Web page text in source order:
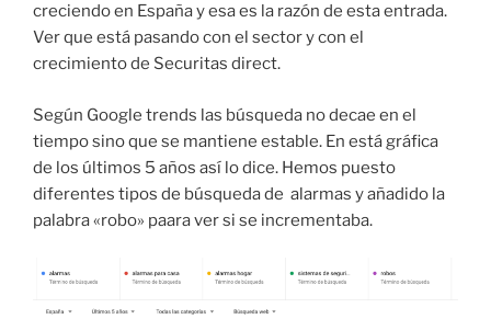
creciendo en España y esa es la razón de esta entrada.
Ver que está pasando con el sector y con el
crecimiento de Securitas direct.
Según Google trends las búsqueda no decae en el
tiempo sino que se mantiene estable. En está gráfica
de los últimos 5 años así lo dice. Hemos puesto
diferentes tipos de búsqueda de alarmas y añadido la
palabra «robo» paara ver si se incrementaba.